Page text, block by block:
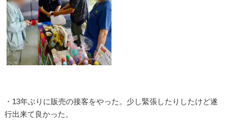
・13年ぶりに販売の接客をやった。少し緊張したりしたけど遂
行出来て良かった。